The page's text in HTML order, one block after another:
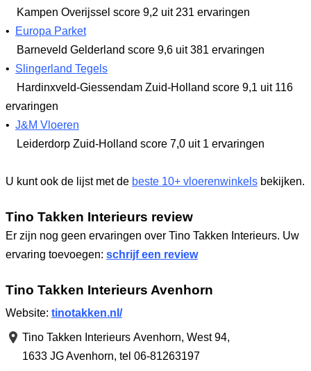
Kampen Overijssel score 9,2 uit 231 ervaringen
•
Europa Parket
Barneveld Gelderland score 9,6 uit 381 ervaringen
• Slingerland Tegels
Hardinxveld-Giessendam Zuid-Holland score 9,1 uit 116
ervaringen
• J&M Vloeren
Leiderdorp Zuid-Holland score 7,0 uit 1 ervaringen
U kunt ook de lijst met de beste 10+ vloerenwinkels bekijken.
Tino Takken Interieurs review
Er zijn nog geen ervaringen over Tino Takken Interieurs. Uw
ervaring toevoegen: schrijf een review
Tino Takken Interieurs Avenhorn
Website: tinotakken.nl/
Tino Takken Interieurs Avenhorn, West 94,
1633 JG Avenhorn, tel 06-81263197